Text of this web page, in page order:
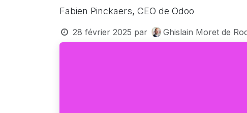
Fabien Pinckaers, CEO de Odoo
28 février 2025 par Ghislain Moret de